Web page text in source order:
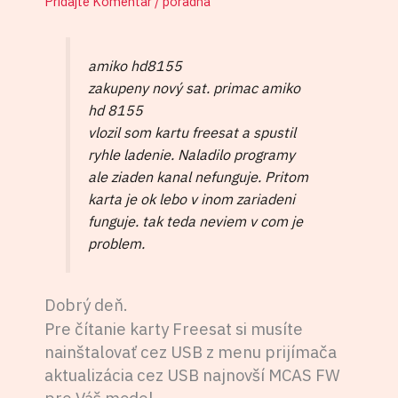
amiko hd8155
zakupeny nový sat. primac amiko
hd 8155
vlozil som kartu freesat a spustil
ryhle ladenie. Naladilo programy
ale ziaden kanal nefunguje. Pritom
karta je ok lebo v inom zariadeni
funguje. tak teda neviem v com je
problem.
Dobrý deň.
Pre čítanie karty Freesat si musíte
nainštalovať cez USB z menu prijímača
aktualizácia cez USB najnovší MCAS FW